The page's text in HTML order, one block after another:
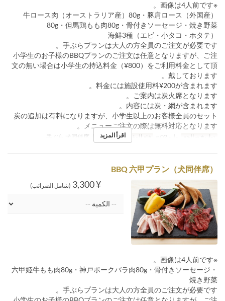
※画像は4人前です。
牛ロース肉（オーストラリア産）80g・豚肩ロース（外国産）
80g・但馬鶏もも肉80g・骨付きソーセージ・焼き野菜
海鮮3種（エビ・小タコ・ホタテ）
手ぶらプランは大人の方全員のご注文が必要です。
小学生のお子様のBBQプランのご注文は任意となりますが、ご注
文の無い場合は小学生の持込料金（¥800）をご利用料金として頂
戴しております。
料金には施設使用料¥200が含まれます。
ご案内は炭火席となります。
内容には炭・網が含まれます。
炭の追加は有料になりますが、小学生以上のお客様全員のセット
メニューご注文の際は無料対応となります。
تواريخ صالحة فئة المقعد 【7/2開始】手ぶら 犬同伴席
اقرأ المزيد
BBQ 六甲プラン（犬同伴席）
¥ 3,300 (شامل الضرائب)
※画像は4人前です。
六甲姫牛もも肉80g・神戸ポークバラ肉80g・骨付きソーセージ・
焼き野菜
手ぶらプランは大人の方全員のご注文が必要です。